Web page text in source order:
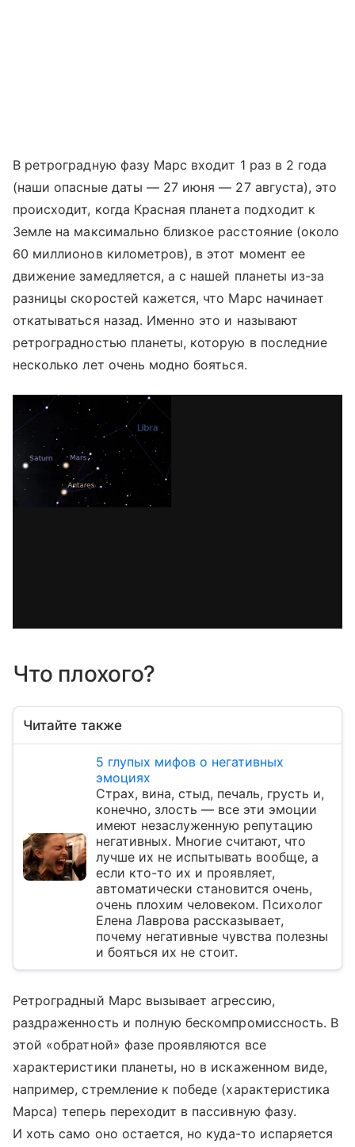
В ретроградную фазу Марс входит 1 раз в 2 года
(наши опасные даты — 27 июня — 27 августа), это
происходит, когда Красная планета подходит к
Земле на максимально близкое расстояние (около
60 миллионов километров), в этот момент ее
движение замедляется, а с нашей планеты из-за
разницы скоростей кажется, что Марс начинает
откатываться назад. Именно это и называют
ретроградностью планеты, которую в последние
несколько лет очень модно бояться.
Что плохого?
Читайте также
5 глупых мифов о негативных
эмоциях
Страх, вина, стыд, печаль, грусть и,
конечно, злость — все эти эмоции
имеют незаслуженную репутацию
негативных. Многие считают, что
лучше их не испытывать вообще, а
если кто-то их и проявляет,
автоматически становится очень,
очень плохим человеком. Психолог
Елена Лаврова рассказывает,
почему негативные чувства полезны
и бояться их не стоит.
Ретроградный Марс вызывает агрессию,
раздраженность и полную бескомпромиссность. В
этой «обратной» фазе проявляются все
характеристики планеты, но в искаженном виде,
например, стремление к победе (характеристика
Марса) теперь переходит в пассивную фазу.
И хоть само оно остается, но куда-то испаряется